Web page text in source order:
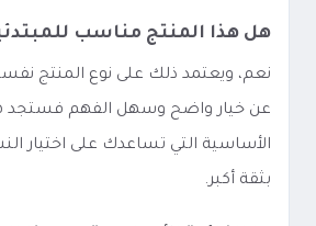
هل هذا المنتج مناسب
نعم، ويعتمد ذلك على نوع المنتج
عن خيار واضح وسهل الفهم فستجد
الأساسية التي تساعدك على اختيار
بثقة أكبر.